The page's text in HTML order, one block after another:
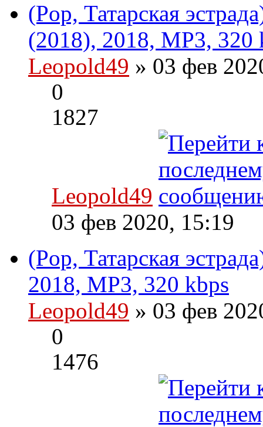
(Pop, Татарская
(2018), 2018, MP3, 320
Leopold49 » 03 фев
0
1827
Leopold49
03 фев 2020, 15:19
(Pop, Татарская
2018, MP3, 320 kbps
Leopold49 » 03 фев
0
1476